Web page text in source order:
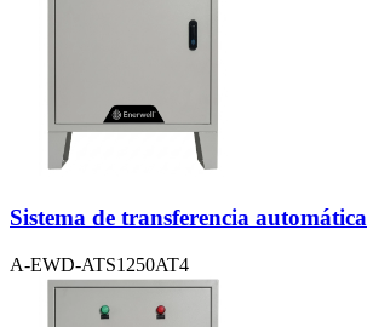
Sistema de transferencia automática
A-EWD-ATS1250AT4